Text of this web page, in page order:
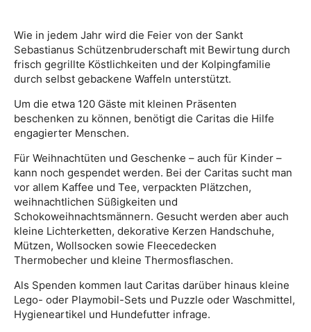
Wie in jedem Jahr wird die Feier von der Sankt
Sebastianus Schützenbruderschaft mit Bewirtung durch
frisch gegrillte Köstlichkeiten und der Kolpingfamilie
durch selbst gebackene Waffeln unterstützt.
Um die etwa 120 Gäste mit kleinen Präsenten
beschenken zu können, benötigt die Caritas die Hilfe
engagierter Menschen.
Für Weihnachtüten und Geschenke – auch für Kinder –
kann noch gespendet werden. Bei der Caritas sucht man
vor allem Kaffee und Tee, verpackten Plätzchen,
weihnachtlichen Süßigkeiten und
Schokoweihnachtsmännern. Gesucht werden aber auch
kleine Lichterketten, dekorative Kerzen Handschuhe,
Mützen, Wollsocken sowie Fleecedecken
Thermobecher und kleine Thermosflaschen.
Als Spenden kommen laut Caritas darüber hinaus kleine
Lego- oder Playmobil-Sets und Puzzle oder Waschmittel,
Hygieneartikel und Hundefutter infrage.